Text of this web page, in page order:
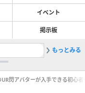
イベント
掲示板
2最強キ
もっとみる
UR閃アバターが入手できる初心